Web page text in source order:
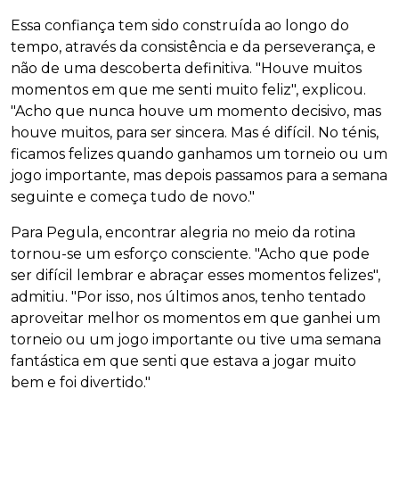
Essa confiança tem sido construída ao longo do
tempo, através da consistência e da perseverança, e
não de uma descoberta definitiva. "Houve muitos
momentos em que me senti muito feliz", explicou.
"Acho que nunca houve um momento decisivo, mas
houve muitos, para ser sincera. Mas é difícil. No ténis,
ficamos felizes quando ganhamos um torneio ou um
jogo importante, mas depois passamos para a semana
seguinte e começa tudo de novo."
Para Pegula, encontrar alegria no meio da rotina
tornou-se um esforço consciente. "Acho que pode
ser difícil lembrar e abraçar esses momentos felizes",
admitiu. "Por isso, nos últimos anos, tenho tentado
aproveitar melhor os momentos em que ganhei um
torneio ou um jogo importante ou tive uma semana
fantástica em que senti que estava a jogar muito
bem e foi divertido."